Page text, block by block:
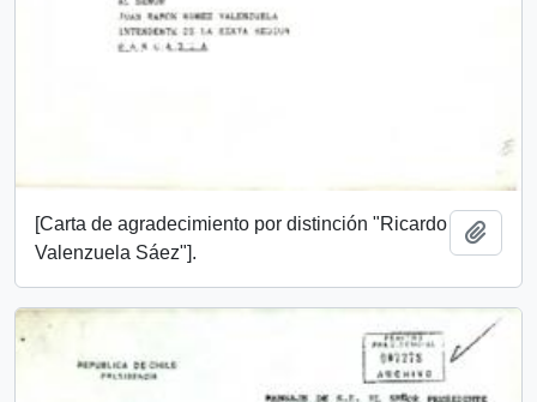
[Carta de agradecimiento por distinción "Ricardo
Valenzuela Sáez"].